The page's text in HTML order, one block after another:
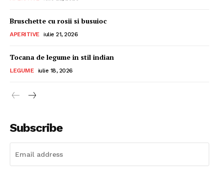
Bruschette cu rosii si busuioc
APERITIVE iulie 21, 2026
Tocana de legume in stil indian
LEGUME iulie 18, 2026
Subscribe